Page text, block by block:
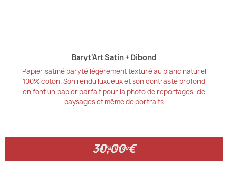
Baryt'Art Satin + Dibond
Papier satiné baryté légèrement texturé au blanc naturel
100% coton. Son rendu luxueux et son contraste profond
en font un papier parfait pour la photo de reportages, de
paysages et même de portraits
À Partir de
30,00 €